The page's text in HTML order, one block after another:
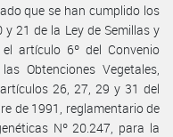
que se han cumplido los
21 de la Ley de Semillas y
artículo 6º del Convenio
Obtenciones Vegetales,
26, 27, 29 y 31 del
de 1991, reglamentario de
Nº 20.247, para la